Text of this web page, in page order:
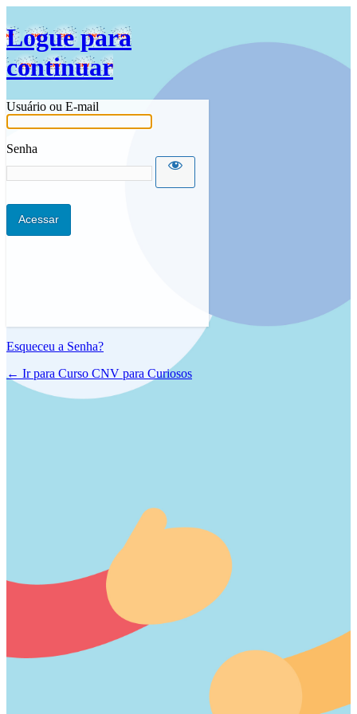
Logue para
continuar
Usuário ou E-mail
Senha
Esqueceu a Senha?
← Ir para Curso CNV para Curiosos